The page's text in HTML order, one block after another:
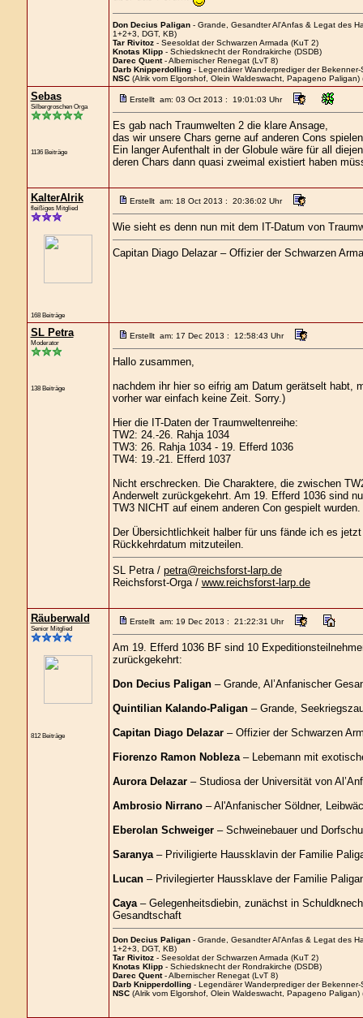
Don Decius Paligan- Grande, Gesandter Al'Anfas & Legat des
1+2+3, DGT, KB)
Tar Rivitoz- Seesoldat der Schwarzen Armada (KuT 2)
Knotas Klipp- Schiedsknecht der Rondrakirche (DSDB)
Darec Quent- Albernischer Renegat (LvT 8)
Darb Knipperdolling- Legendärer Wanderprediger der Bekenner-
NSC(Alrik vom Elgorshof, Olein Waldeswacht, Papageno Paligan)
Sebas
Silbergroschen Orga
1136 Beiträge
Erstellt am: 03 Oct 2013 : 19:01:03 Uhr
Es gab nach Traumwelten 2 die klare Ansage,
das wir unsere Chars gerne auf anderen Cons
Ein langer Aufenthalt in der Globule wäre für all
deren Chars dann quasi zweimal existiert haben
KalterAlrik
fleißiges Mitglied
168 Beiträge
Erstellt am: 18 Oct 2013 : 20:36:02 Uhr
Wie sieht es denn nun mit dem IT-Datum von
Capitan Diago Delazar – Offizier der Schwarzen
SL Petra
Moderator
138 Beiträge
Erstellt am: 17 Dec 2013 : 12:58:43 Uhr
Hallo zusammen,
nachdem ihr hier so eifrig am Datum gerätselt habt,
vorher war einfach keine Zeit. Sorry.)
Hier die IT-Daten der Traumweltenreihe:
TW2: 24.-26. Rahja 1034
TW3: 26. Rahja 1034 - 19. Efferd 1036
TW4: 19.-21. Efferd 1037
Nicht erschrecken. Die Charaktere, die zwischen
Anderwelt zurückgekehrt. Am 19. Efferd 1036 sind
TW3 NICHT auf einem anderen Con gespielt wurden.
Der Übersichtlichkeit halber für uns fände ich es
Rückkehrdatum mitzuteilen.
SL Petra / petra@reichsforst-larp.de
Reichsforst-Orga / www.reichsforst-larp.de
Räuberwald
Senior Mitglied
812 Beiträge
Erstellt am: 19 Dec 2013 : 21:22:31 Uhr
Am 19. Efferd 1036 BF sind 10
zurückgekehrt:
Don Decius Paligan– Grande, Al’Anfanischer
Quintilian Kalando-Paligan– Grande,
Capitan Diago Delazar– Offizier der Schwarzen
Fiorenzo Ramon Nobleza– Lebemann mit
Aurora Delazar– Studiosa der Universität von
Ambrosio Nirrano– Al'Anfanischer Söldner,
Eberolan Schweiger– Schweinebauer und
Saranya– Priviligierte Haussklavin der Familie
Lucan– Privilegierter Haussklave der Familie
Caya– Gelegenheitsdiebin, zunächst in
Gesandtschaft
Don Decius Paligan- Grande, Gesandter Al'Anfas & Legat des
1+2+3, DGT, KB)
Tar Rivitoz- Seesoldat der Schwarzen Armada (KuT 2)
Knotas Klipp- Schiedsknecht der Rondrakirche (DSDB)
Darec Quent- Albernischer Renegat (LvT 8)
Darb Knipperdolling- Legendärer Wanderprediger der Bekenner-
NSC(Alrik vom Elgorshof, Olein Waldeswacht, Papageno Paligan)